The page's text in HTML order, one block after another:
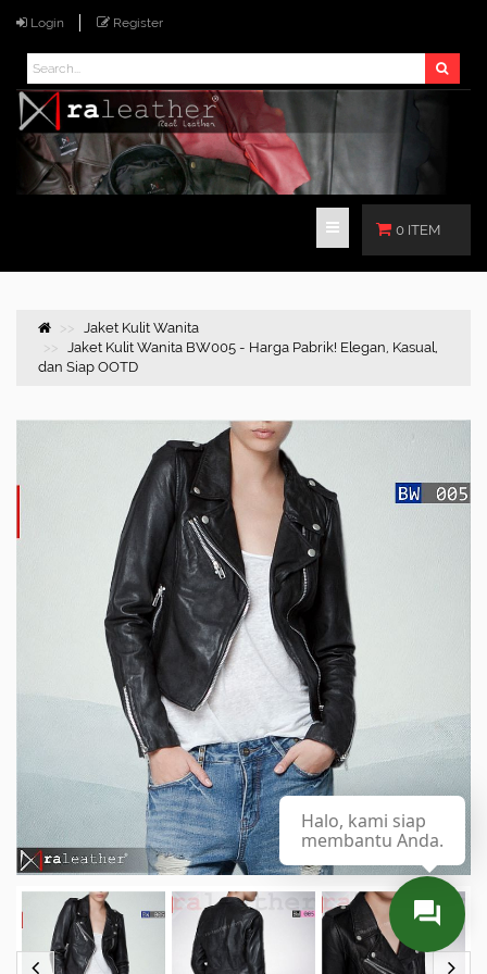
Login Register
0 ITEM
Jaket Kulit Wanita
Jaket Kulit Wanita BW005 - Harga Pabrik! Elegan, Kasual,
dan Siap OOTD
Halo, kami siap
membantu Anda.